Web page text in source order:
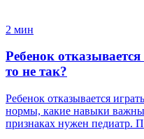
2 мин
Ребенок
то не так?
Ребенок отказывается
нормы, какие навыки
признаках нужен педиатр.